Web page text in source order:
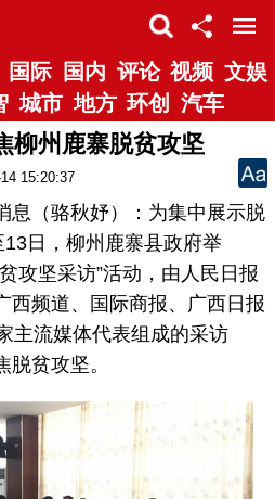
国际 国内 评论 视频 文娱
城市 地方 环创 汽车
柳州鹿寨脱贫攻坚
15:20:37
（骆秋妤）：为集中展示脱
日，柳州鹿寨县政府举
攻坚采访”活动，由人民日报
西频道、国际商报、广西日报
主流媒体代表组成的采访
脱贫攻坚。